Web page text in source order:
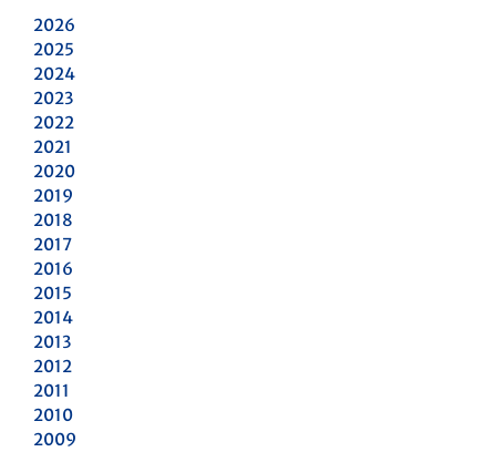
2026
2025
2024
2023
2022
2021
2020
2019
2018
2017
2016
2015
2014
2013
2012
2011
2010
2009